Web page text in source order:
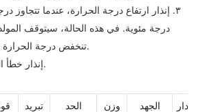
درجة مئوية. في هذه الحالة، سيتوقف
تنخفض درجة الحرارة عن ٥٠ درجة مئوية.
4. إنذار خطأ الدائرة الكهربائية.
تبريد
الحد
وزن
الجهد
مقدار